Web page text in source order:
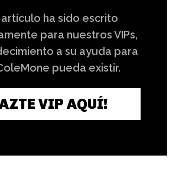
artículo ha sido escrito
para nuestros VIPs,
a su ayuda para
pueda existir.
VIP AQUÍ!